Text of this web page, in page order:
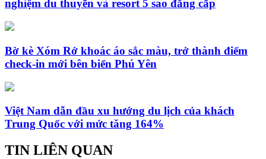
nghiệm du thuyền và resort 5 sao đẳng cấp
Bờ kè Xóm Rớ khoác áo sắc màu, trở thành điểm
check-in mới bên biển Phú Yên
Việt Nam dẫn đầu xu hướng du lịch của khách
Trung Quốc với mức tăng 164%
TIN LIÊN QUAN